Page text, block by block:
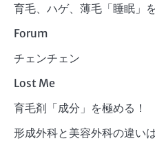
育毛、ハゲ、薄毛「睡眠」
Forum
チェンチェン
Lost Me
育毛剤「成分」を極める！
形成外科と美容外科の違い